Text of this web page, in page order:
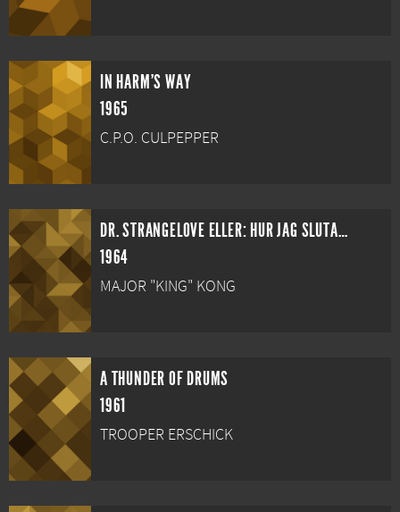
IN HARM'S WAY
1965
C.P.O. CULPEPPER
DR. STRANGELOVE ELLER: HUR JAG SLUTADE ÄNGSLAS OCH LÄRDE MIG ÄLSKA BOMBEN
1964
MAJOR "KING" KONG
A THUNDER OF DRUMS
1961
TROOPER ERSCHICK